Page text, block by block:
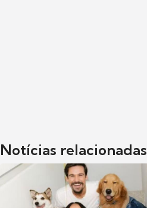
Notícias relacionadas